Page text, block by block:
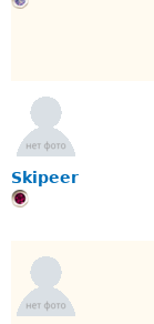
Skipeer